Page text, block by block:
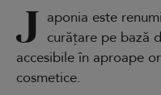
J aponia este
curățare pe bază
accesibile în aproape
cosmetice.